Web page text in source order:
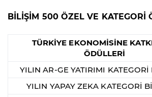
BİLİŞİM 500 ÖZEL VE KATEGORİ
TÜRKİYE EKONOMİSİNE
ÖDÜLLERİ
YILIN AR-GE YATIRIMI KATEGORİ
YILIN YAPAY ZEKA KATEGORİ